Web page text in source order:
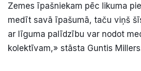
Zemes īpašniekam pēc likuma
medīt savā īpašumā, taču viņš
ar līguma palīdzību var nodot
kolektīvam,» stāsta Guntis